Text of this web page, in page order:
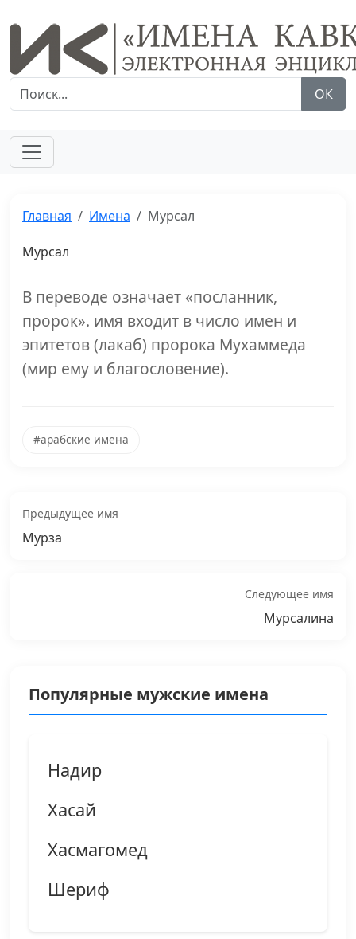
ОК
Главная Имена Мурсал
Мурсал
В переводе означает «посланник,
пророк». имя входит в число имен и
эпитетов (лакаб) пророка Мухаммеда
(мир ему и благословение).
#арабские имена
Предыдущее имя
Мурза
Следующее имя
Мурсалина
Популярные мужские имена
Надир
Хасай
Хасмагомед
Шериф